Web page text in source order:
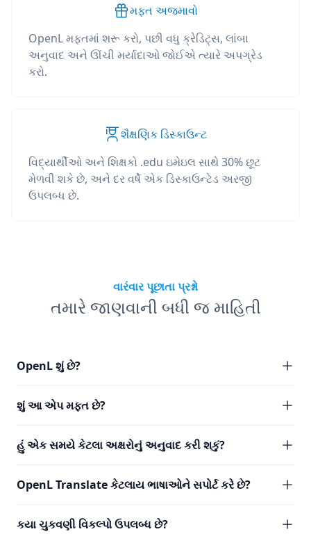
મફત અજમાવો
OpenL મફતમાં શરૂ કરો, પછી વધુ ક્રેડિટ્સ, લાંબા
અનુવાદ અને ઊંચી મર્યાદાઓ જોઈએ ત્યારે અપગ્રેડ
કરો.
શૈક્ષણિક ડિસ્કાઉન્ટ
વિદ્યાર્થીઓ અને શિક્ષકો .edu ઇમેઇલ સાથે 30% છૂટ
મેળવી શકે છે, અને દર વર્ષે એક ડિસ્કાઉન્ટેડ અરજી
ઉપલબ્ધ છે.
વારંવાર પૂછાતા પ્રશ્નો
તમારે જાણવાની બધી જ માહિતી
OpenL શું છે?
શું આ એપ મફત છે?
હું એક સમયે કેટલા અક્ષરોનું અનુવાદ કરી શકું?
OpenL Translate કેટલાય ભાષાઓને સપોર્ટ કરે છે?
કયા ચુકવણી વિકલ્પો ઉપલબ્ધ છે?